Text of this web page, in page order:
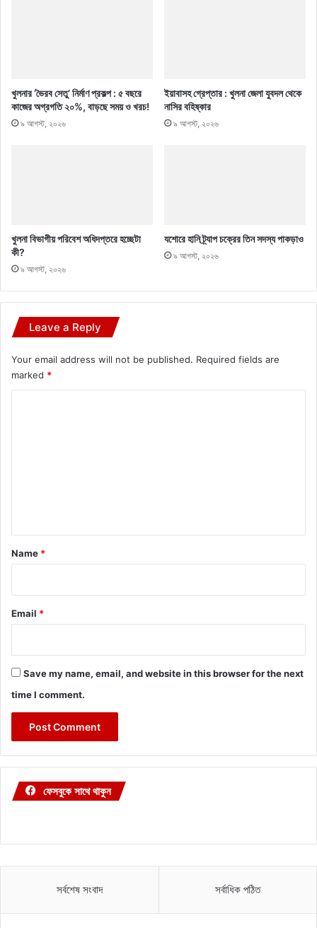
খুলনার ‘ভৈরব সেতু’ নির্মাণ প্রকল্প : ৫ বছরে
কাজের অগ্রগতি ২০%, বাড়ছে সময় ও খরচ!
৯ আগস্ট, ২০২৬
ইয়াবাসহ গ্রেপ্তার : খুলনা জেলা যুবদল থেকে
নাসির বহিষ্কার
৯ আগস্ট, ২০২৬
খুলনা বিভাগীয় পরিবেশ অধিদপ্তরে হচ্ছেটা
কী?
৯ আগস্ট, ২০২৬
যশোরে হানি ট্র্যাপ চক্রের তিন সদস্য পাকড়াও
৯ আগস্ট, ২০২৬
Leave a Reply
Your email address will not be published. Required fields are
marked *
*
Name *
Email *
Save my name, email, and website in this browser for the next
time I comment.
ফেসবুকে সাথে থাকুন
সর্বশেষ সংবাদ সর্বাধিক পঠিত